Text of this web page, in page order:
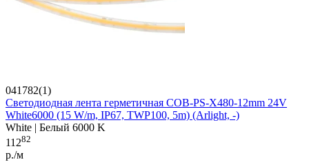
041782(1)
Светодиодная лента герметичная COB-PS-X480-12mm 24V
White6000 (15 W/m, IP67, TWP100, 5m) (Arlight, -)
White | Белый 6000 K
11282
р./м